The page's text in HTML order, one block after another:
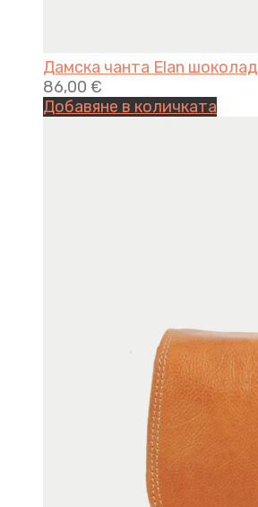
Дамска чанта Elan шоколад
86,00 €
Добавяне в количката